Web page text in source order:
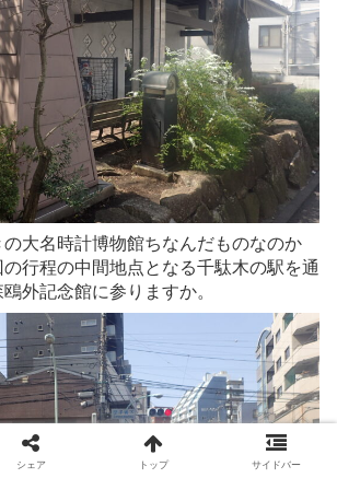
大名時計博物館ちなんだものなのか
行程の中間地点となる千駄木の駅を通
外記念館に参りますか。
シェア トップ サイドバー